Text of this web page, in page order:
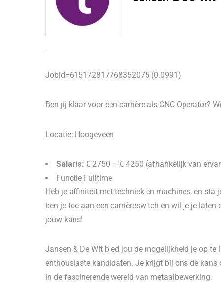
Jobid=615172817768352075 (0.0991)
Ben jij klaar voor een carrière als CNC Operator?
Locatie: Hoogeveen
Salaris: € 2750 – € 4250 (afhankelijk van
Functie Fulltime
Heb je affiniteit met techniek en machines, en sta
ben je toe aan een carrièreswitch en wil je je
jouw kans!
Jansen & De Wit bied jou de mogelijkheid je op
enthousiaste kandidaten. Je krijgt bij ons de
in de fascinerende wereld van metaalbewerking.